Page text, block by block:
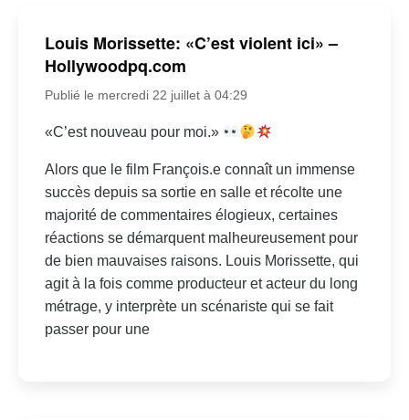
Louis Morissette: «C’est violent ici» –
Hollywoodpq.com
Publié le mercredi 22 juillet à 04:29
«C’est nouveau pour moi.»
Alors que le film François.e connaît un immense
succès depuis sa sortie en salle et récolte une
majorité de commentaires élogieux, certaines
réactions se démarquent malheureusement pour
de bien mauvaises raisons. Louis Morissette, qui
agit à la fois comme producteur et acteur du long
métrage, y interprète un scénariste qui se fait
passer pour une